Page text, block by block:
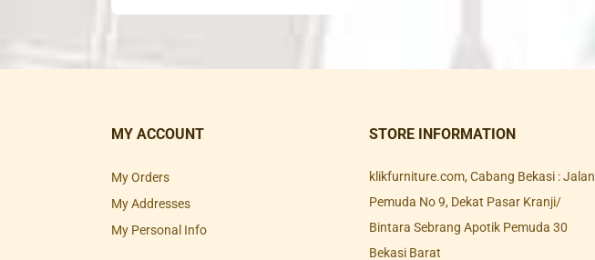
MY ACCOUNT
My Orders
My Addresses
My Personal Info
STORE INFORMATION
klikfurniture.com, Cabang Bekasi : Jalan
Pemuda No 9, Dekat Pasar Kranji/
Bintara Sebrang Apotik Pemuda 30
Bekasi Barat